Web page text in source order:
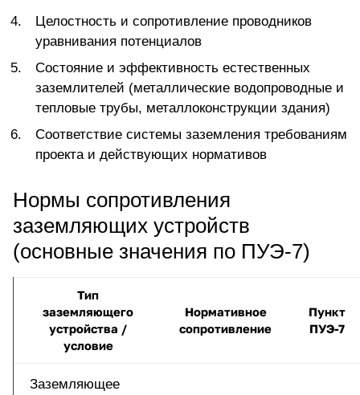
Целостность и сопротивление проводников
уравнивания потенциалов
Состояние и эффективность естественных
заземлителей (металлические водопроводные и
тепловые трубы, металлоконструкции здания)
Соответствие системы заземления требованиям
проекта и действующих нормативов
Нормы сопротивления
заземляющих устройств
(основные значения по ПУЭ-7)
Тип
заземляющего
устройства /
условие
Нормативное
сопротивление
Пункт
ПУЭ-7
Заземляющее